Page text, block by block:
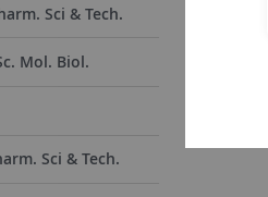
Sci & Tech.
Mol. Biol.
Sci & Tech.